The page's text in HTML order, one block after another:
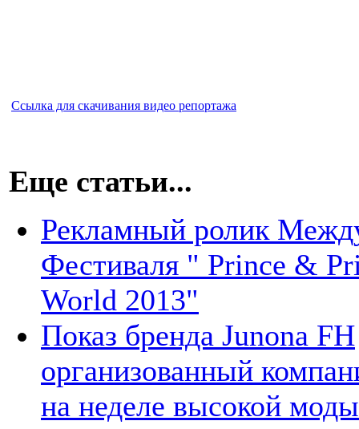
Ссылка для скачивания видео репортажа
Еще статьи...
Рекламный ролик
Фестиваля " Prince &
World 2013"
Показ бренда Junona FH
организованный
на неделе высокой